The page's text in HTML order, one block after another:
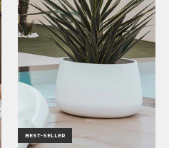
BEST-SELLER